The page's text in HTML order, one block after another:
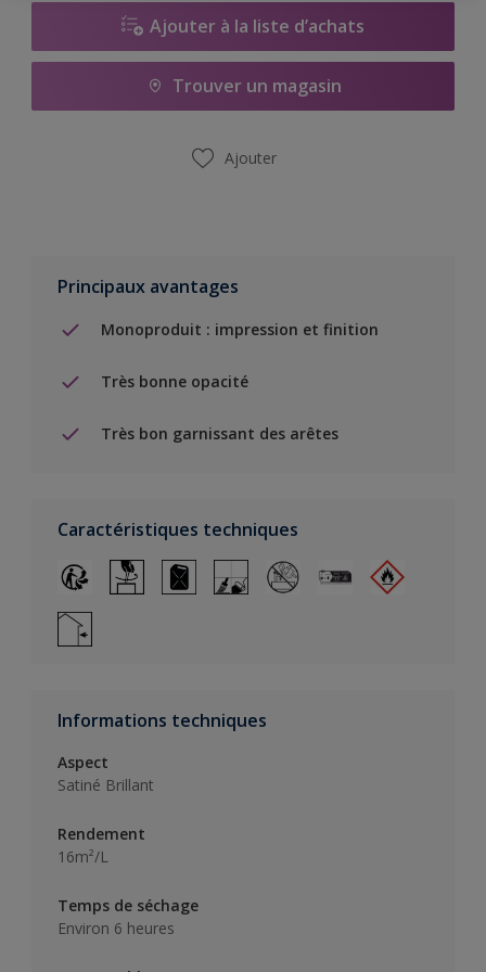
Ajouter à la liste d’achats
Trouver un magasin
Ajouter
Principaux avantages
Monoproduit : impression et finition
Très bonne opacité
Très bon garnissant des arêtes
Caractéristiques techniques
Informations techniques
Aspect
Satiné Brillant
Rendement
16m²/L
Temps de séchage
Environ 6 heures